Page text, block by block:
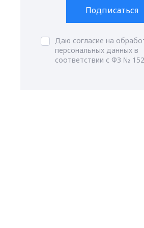
Подписаться
Даю согласие на
персональных данных в
соответствии с ФЗ № 152